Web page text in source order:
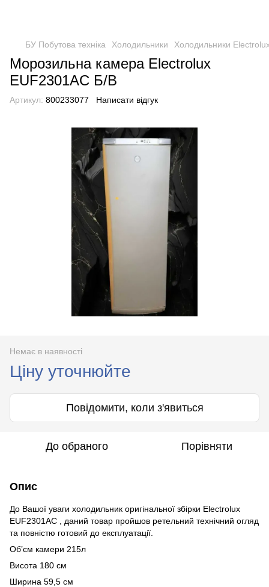
БУ Побутова техніка Холодильники Холодильники
Морозильна камера Electrolux
EUF2301AC Б/В
Артикул: 800233077 Написати відгук
Немає в наявності
Ціну уточнюйте
Повідомити, коли з'явиться
До обраного Порівняти
Опис
До Вашої уваги холодильник оригінальної збірки Electrolux
EUF2301AC , даний товар пройшов ретельний технічний огляд
та повністю готовий до експлуатації.
Об’єм камери 215л
Висота 180 см
Ширина 59,5 см